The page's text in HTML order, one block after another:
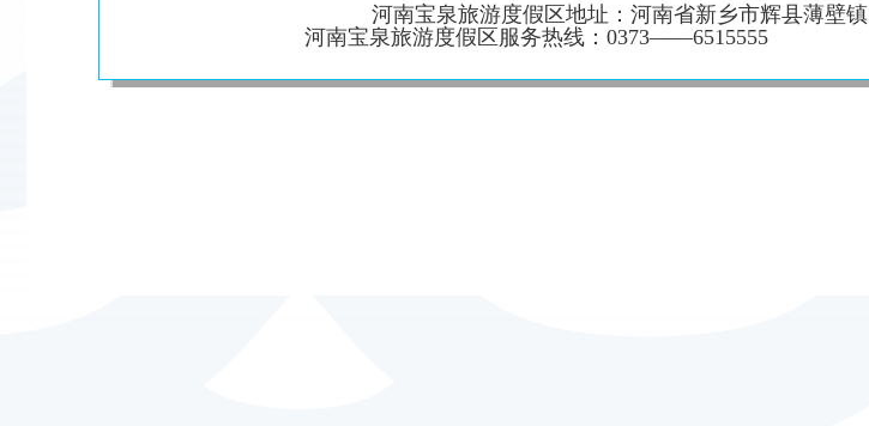
河南宝泉旅游度假区地址：河南省新乡市辉县薄壁镇
河南宝泉旅游度假区服务热线：0373——6515555